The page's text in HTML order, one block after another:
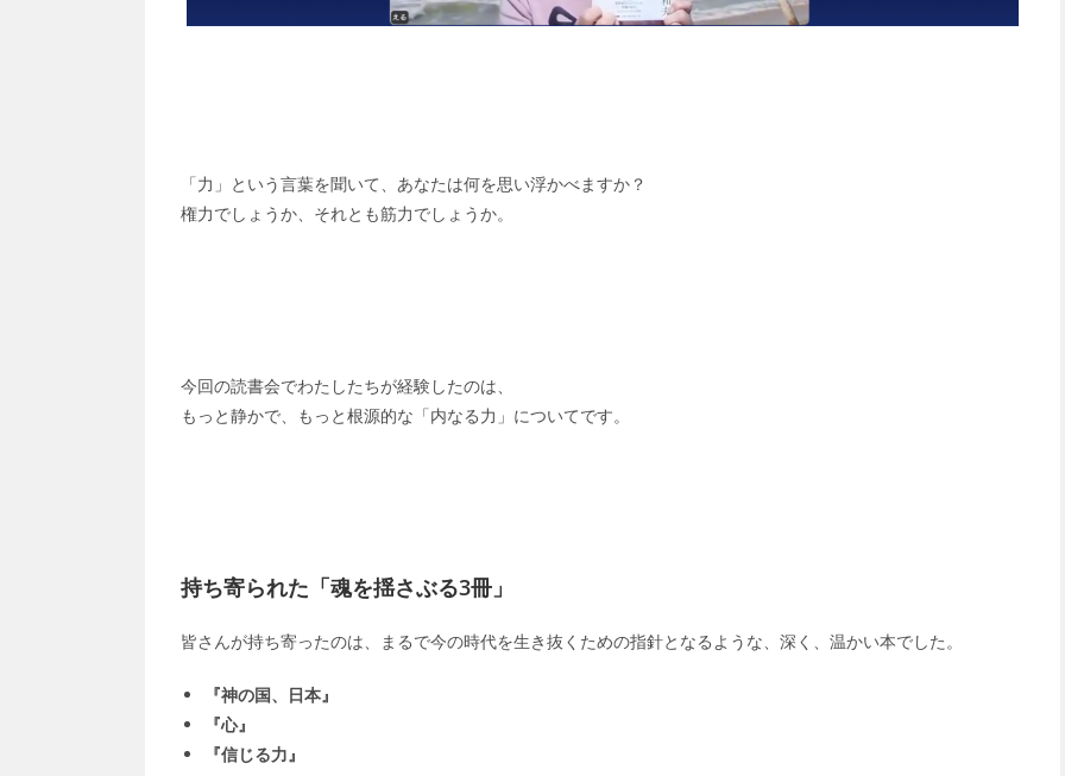
「力」という言葉を聞いて、あなたは何を思い浮かべますか？
権力でしょうか、それとも筋力でしょうか。
今回の読書会でわたしたちが経験したのは、
もっと静かで、もっと根源的な「内なる力」についてです。
持ち寄られた「魂を揺さぶる3冊」
皆さんが持ち寄ったのは、まるで今の時代を生き抜くための指針となるような、深く、温かい本でした。
『神の国、日本』
『心』
『信じる力』